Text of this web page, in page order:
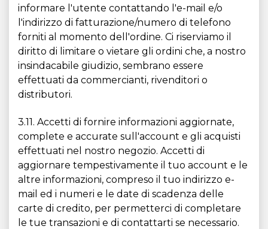
informare l'utente contattando l'e-mail e/o
l'indirizzo di fatturazione/numero di telefono
forniti al momento dell'ordine. Ci riserviamo il
diritto di limitare o vietare gli ordini che, a nostro
insindacabile giudizio, sembrano essere
effettuati da commercianti, rivenditori o
distributori.
3.11. Accetti di fornire informazioni aggiornate,
complete e accurate sull'account e gli acquisti
effettuati nel nostro negozio. Accetti di
aggiornare tempestivamente il tuo account e le
altre informazioni, compreso il tuo indirizzo e-
mail ed i numeri e le date di scadenza delle
carte di credito, per permetterci di completare
le tue transazioni e di contattarti se necessario.